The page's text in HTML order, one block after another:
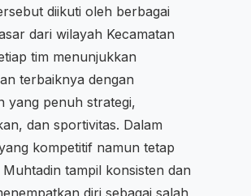
diikuti oleh berbagai
dari wilayah Kecamatan
tim menunjukkan
terbaiknya dengan
yang penuh strategi,
dan sportivitas. Dalam
kompetitif namun tetap
tampil konsisten dan
diri sebagai salah